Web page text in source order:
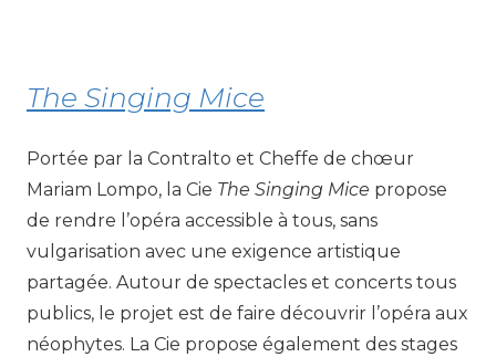
The Singing Mice
Portée par la Contralto et Cheffe de chœur
Mariam Lompo, la Cie The Singing Mice propose
de rendre l’opéra accessible à tous, sans
vulgarisation avec une exigence artistique
partagée. Autour de spectacles et concerts tous
publics, le projet est de faire découvrir l’opéra aux
néophytes. La Cie propose également des stages